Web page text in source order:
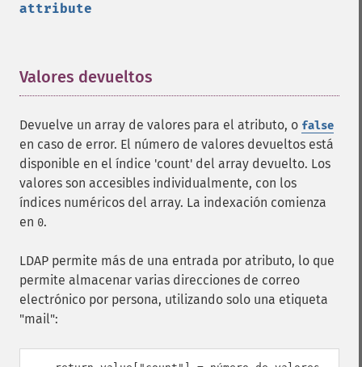
attribute
Valores devueltos
Devuelve un array de valores para el atributo, o false
en caso de error. El número de valores devueltos está
disponible en el índice 'count' del array devuelto. Los
valores son accesibles individualmente, con los
índices numéricos del array. La indexación comienza
en 0.
LDAP permite más de una entrada por atributo, lo que
permite almacenar varias direcciones de correo
electrónico por persona, utilizando solo una etiqueta
"mail":